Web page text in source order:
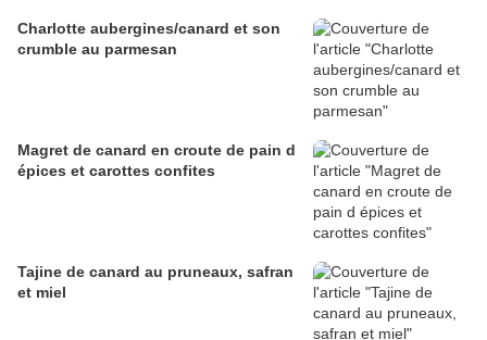
Charlotte aubergines/canard et son
crumble au parmesan
Magret de canard en croute de pain d
épices et carottes confites
Tajine de canard au pruneaux, safran
et miel